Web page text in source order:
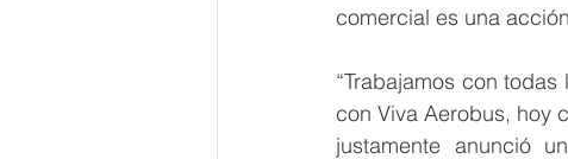
comercial es una
“Trabajamos con
con Viva Aerobus, hoy
justamente anunció